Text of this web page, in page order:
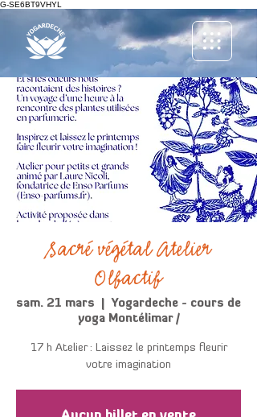
G-SE6BT9VHYL
Sacré végétal Atelier
Olfactif
sam. 21 mars
Yogardeche - cours de
yoga Montélimar /
17 h Atelier : Laissez le printemps fleurir
votre imagination